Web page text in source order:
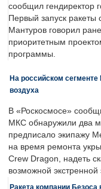
сообщил гендиректор
Первый запуск ракеты
Мантуров говорил
приоритетным
программы.
На российском
воздуха
В «Роскосмосе»
МКС обнаружили два
предписало экипажу
на время ремонта
Crew Dragon, надеть
возможной экстренной
Ракета компании